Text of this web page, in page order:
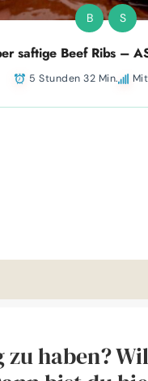
B S
saftige Beef Ribs –
5 Stunden 32 Min.
zu haben?